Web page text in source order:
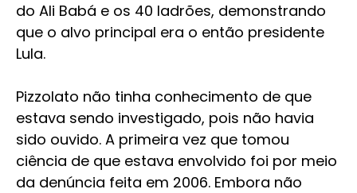
do Ali Babá e os 40 ladrões, demonstrando
que o alvo principal era o então presidente
Lula.
Pizzolato não tinha conhecimento de que
estava sendo investigado, pois não havia
sido ouvido. A primeira vez que tomou
ciência de que estava envolvido foi por meio
da denúncia feita em 2006. Embora não